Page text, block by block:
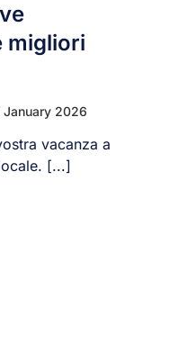
migliori
2026
vacanza a
[...]